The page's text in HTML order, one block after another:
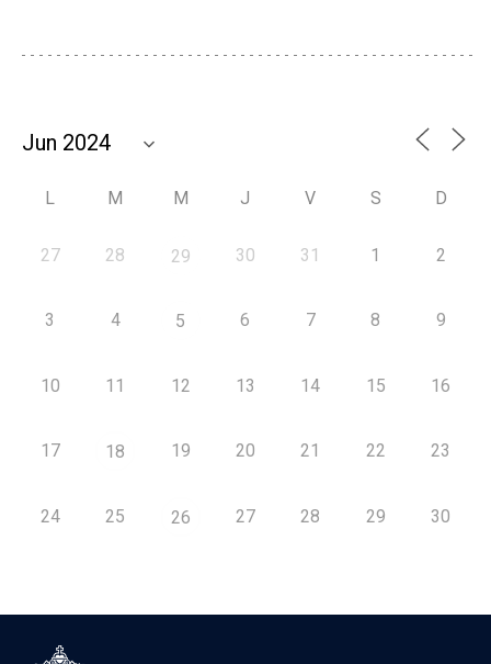
L M M J V S D
27 28 29 30 31 1 2
3 4 5 6 7 8 9
10 11 12 13 14 15 16
17 18 19 20 21 22 23
24 25 26 27 28 29 30